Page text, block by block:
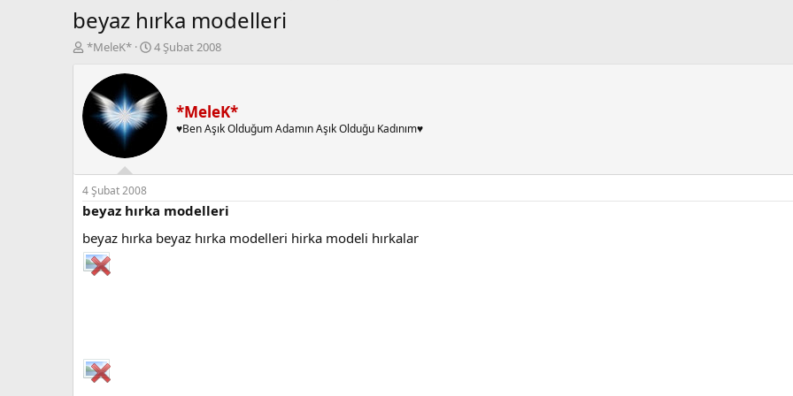
beyaz hırka modelleri
K
b
u
a
ş
l
a
t
a
n
*MeleK*
B
l
g
ç
a
r
4 Şubat 2008
*MeleK*
♥Ben Aşık Olduğum Adamın Aşık Olduğu Kadınım♥
4 Şubat 2008
beyaz hırka modelleri
beyaz hırka beyaz hırka modelleri hirka modeli hırkalar